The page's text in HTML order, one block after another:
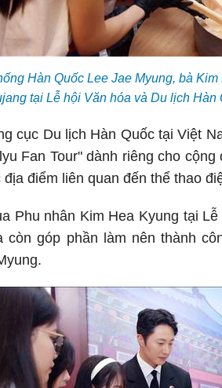
Hàn Quốc Lee Jae Myung, bà
tại Lễ hội Văn hóa và Du lịch
cục Du lịch Hàn Quốc tại Việt
Fan Tour" dành riêng cho
địa điểm liên quan đến thể thao
Phu nhân Kim Hea Kyung tại
còn góp phần làm nên thành